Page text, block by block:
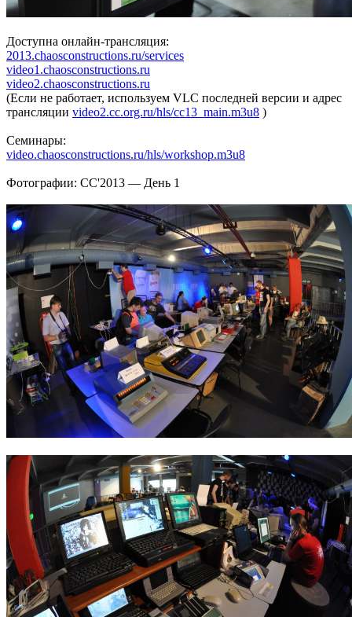
Доступна онлайн-трансляция:
2013.chaosconstructions.ru/services
video1.chaosconstructions.ru
video2.chaosconstructions.ru
(Если не работает, используем VLC последней версии и адрес
трансляции video2.cc.org.ru/hls/cc13_main.m3u8 )
Семинары:
video.chaosconstructions.ru/hls/workshop.m3u8
Фотографии: CC'2013 — День 1